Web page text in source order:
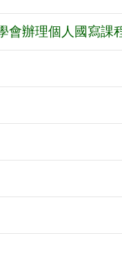
辦理個人國寫課